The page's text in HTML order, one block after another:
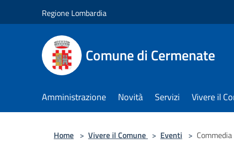
Regione Lombardia
Comune di Cermenate
Amministrazione Novità Servizi Vivere il
Home > Vivere il Comune > Eventi >